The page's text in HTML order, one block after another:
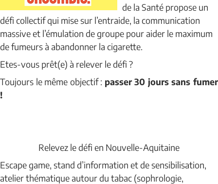
de la Santé propose un
défi collectif qui mise sur l’entraide, la communication
massive et l’émulation de groupe pour aider le maximum
de fumeurs à abandonner la cigarette.
Etes-vous prêt(e) à relever le défi ?
Toujours le même objectif : passer 30 jours sans fumer
!
Relevez le défi en Nouvelle-Aquitaine
Escape game, stand d’information et de sensibilisation,
atelier thématique autour du tabac (sophrologie,